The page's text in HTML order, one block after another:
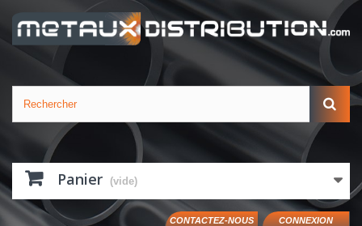
Panier (vide)
CONNEXION
CONTACTEZ-NOUS